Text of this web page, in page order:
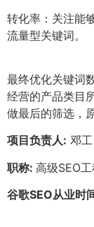
转化率：关注能
流量型关键词。
最终优化关键词
经营的产品类目
做最后的筛选，
项目负责人: 邓工
职称: 高级SEO
谷歌SEO从业时